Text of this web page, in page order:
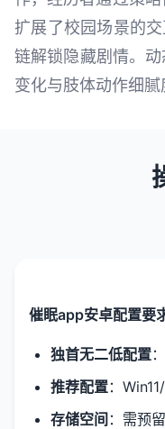
扩展了校园场景的
链解锁隐藏剧情。
变化与肢体动作细腻
催眠app安卓配置要
​独首无二低配置​
​推荐配置​：
​存储空间​ ：需预